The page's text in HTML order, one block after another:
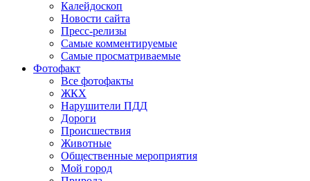
Калейдоскоп
Новости сайта
Пресс-релизы
Самые комментируемые
Самые просматриваемые
Фотофакт
Все фотофакты
ЖКХ
Нарушители ПДД
Дороги
Происшествия
Животные
Общественные мероприятия
Мой город